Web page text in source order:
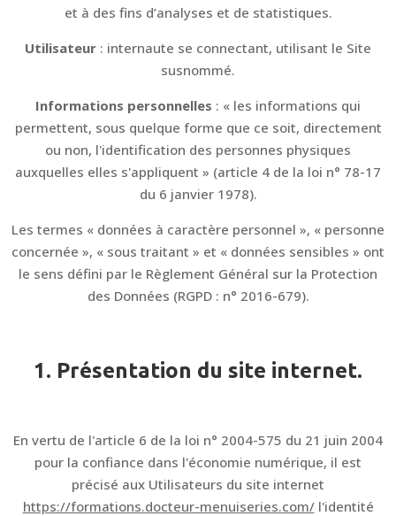
et à des fins d’analyses et de statistiques.
Utilisateur : internaute se connectant, utilisant le Site
susnommé.
Informations personnelles : « les informations qui
permettent, sous quelque forme que ce soit, directement
ou non, l'identification des personnes physiques
auxquelles elles s'appliquent » (article 4 de la loi n° 78-17
du 6 janvier 1978).
Les termes « données à caractère personnel », « personne
concernée », « sous traitant » et « données sensibles » ont
le sens défini par le Règlement Général sur la Protection
des Données (RGPD : n° 2016-679).
1. Présentation du site internet.
En vertu de l'article 6 de la loi n° 2004-575 du 21 juin 2004
pour la confiance dans l'économie numérique, il est
précisé aux Utilisateurs du site internet
https://formations.docteur-menuiseries.com/l'identité